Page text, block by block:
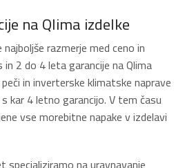
na Qlima izdelke
razmerje med ceno in
2 do 4 leta garancije na Qlima
in inverterske klimatske naprave
kar 4 letno garancijo. V tem času
vse morebitne napake v izdelavi